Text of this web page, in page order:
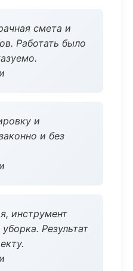
смета и
Работать было
и
и без
инструмент
Результат